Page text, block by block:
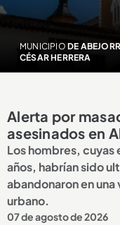
MUNICIPIO DE
CÉSAR HERRERA
Alerta por
asesinados en
Los hombres, cuyas
años, habrían sido
abandonaron en una
urbano.
07 de agosto de 2026